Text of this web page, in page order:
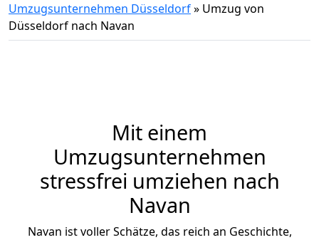
Umzugsunternehmen Düsseldorf» Umzug von
Düsseldorf nach Navan
Mit einem
Umzugsunternehmen
stressfrei umziehen nach
Navan
Navan ist voller Schätze, das reich an Geschichte,